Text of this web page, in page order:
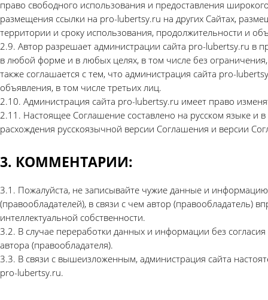
право свободного использования и предоставления
размещения ссылки на pro-lubertsy.ru на других Сайтах,
территории и сроку использования, продолжительности и
2.9. Автор разрешает администрации сайта pro-lubertsy.ru в
в любой форме и в любых целях, в том числе без
также соглашается с тем, что администрация сайта pro-
объявления, в том числе третьих лиц.
2.10. Администрация сайта pro-lubertsy.ru имеет право
2.11. Настоящее Соглашение составлено на русском языке и
расхождения русскоязычной версии Соглашения и версии
3. КОММЕНТАРИИ:
3.1. Пожалуйста, не записывайте чужие данные и
(правообладателей), в связи с чем автор (правообладатель)
интеллектуальной собственности.
3.2. В случае переработки данных и информации без
автора (правообладателя).
3.3. В связи с вышеизложенным, администрация сайта
pro-lubertsy.ru.